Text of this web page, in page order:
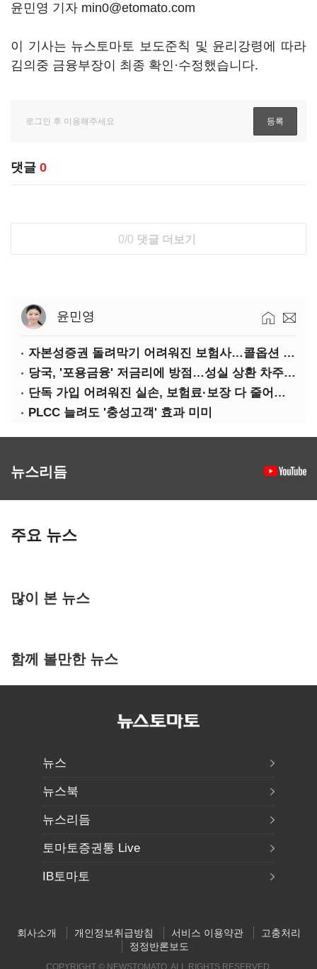
윤민영 기자 min0@etomato.com
이 기사는 뉴스토마토 보도준칙 및 윤리강령에 따라
김의중 금융부장이 최종 확인·수정했습니다.
댓글 0
0/0 댓글 더보기
윤민영
자본성증권 돌려막기 어려워진 보험사…콜옵션 부담 급증
당국, '포용금융' 저금리에 방점…성실 상환 차주는 '역차별'
단독 가입 어려워진 실손, 보험료·보장 다 줄어든 5세대는?
PLCC 늘려도 '충성고객' 효과 미미
뉴스리듬
주요 뉴스
많이 본 뉴스
함께 볼만한 뉴스
뉴스
뉴스북
뉴스리듬
토마토증권통 Live
IB토마토
회사소개 개인정보취급방침 서비스 이용약관
고충처리
정정반론보도
COPYRIGHT © NEWSTOMATO. ALL RIGHTS RESERVED.